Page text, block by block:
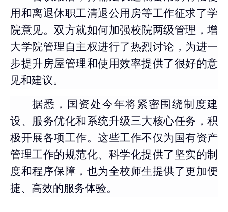
用和离退休职工清退公用房等工作征求了学
院意见。双方就如何加强校院两级管理，增
大学院管理自主权进行了热烈讨论，为进一
步提升房屋管理和使用效率提供了很好的意
见和建议。
据悉，国资处今年将紧密围绕制度建
设、服务优化和系统升级三大核心任务，积
极开展各项工作。这些工作不仅为国有资产
管理工作的规范化、科学化提供了坚实的制
度和程序保障，也为全校师生提供了更加便
捷、高效的服务体验。